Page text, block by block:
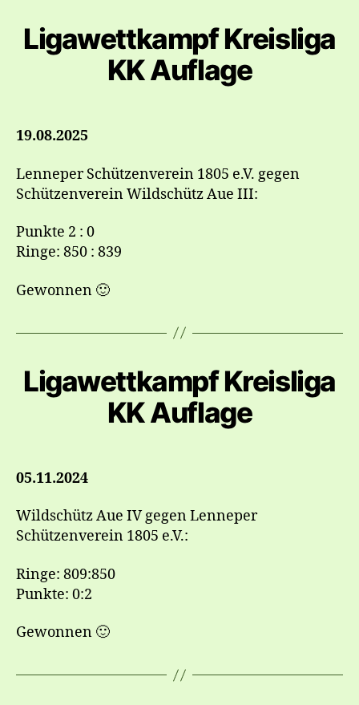
Ligawettkampf Kreisliga
KK Auflage
19.08.2025
Lenneper Schützenverein 1805 e.V. gegen
Schützenverein Wildschütz Aue III:
Punkte 2 : 0
Ringe: 850 : 839
Gewonnen 🙂
Ligawettkampf Kreisliga
KK Auflage
05.11.2024
Wildschütz Aue IV gegen Lenneper
Schützenverein 1805 e.V.:
Ringe: 809:850
Punkte: 0:2
Gewonnen 🙂